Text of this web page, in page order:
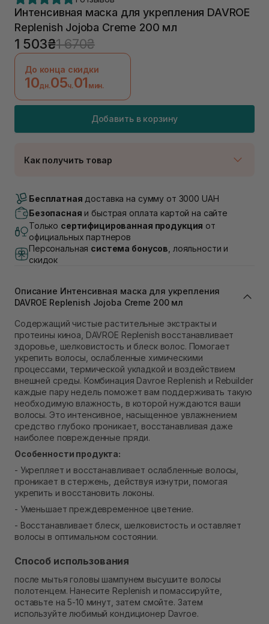
Интенсивная маска для укрепления DAVROE
Replenish Jojoba Creme 200 мл
1 503₴1 670₴
До конца скидки
10дн.05ч.01 мин.
Добавить в корзину
Как получить товар
В наличии
Самовывоз г. Луцк, Винниченка 4
Самовывоз г. Львов, ул. Академика Подстригача,
1В (Duck's Lake)
Нет в наличии!
Самовывоз Львов (Ивана Франко 36)
Самовывоз г. Львов ул. Степана Бандеры 43
В наличии
В наличии
Самовывоз г. Ровно, ул. Кулика и Гудачека 23 (ТЦ
Экватор)
Нет в наличии!
Бесплатная доставка на сумму от 3000 UAH
Безопасная и быстрая оплата картой на сайте
Только сертифицированная продукция от
официальных партнеров
Персональная система бонусов , лояльности и
скидок
Описание Интенсивная маска для укрепления
DAVROE Replenish Jojoba Creme 200 мл
Содержащий чистые растительные экстракты и
протеины киноа, DAVROE Replenish восстанавливает
здоровье, шелковистость и блеск волос. Помогает
укрепить волосы, ослабленные химическими
процессами, термической укладкой и воздействием
внешней среды. Комбинация Davroe Replenish и Rebuilder
каждые пару недель поможет вам поддерживать такую ​​
необходимую влажность, в которой нуждаются ваши
волосы. Это интенсивное, насыщенное увлажнением
средство глубоко проникает, восстанавливая даже
наиболее поврежденные пряди.
Особенности продукта:
- Укрепляет и восстанавливает ослабленные волосы,
проникает в стержень, действуя изнутри, помогая
укрепить и восстановить локоны.
- Уменьшает преждевременное цветение.
- Восстанавливает блеск, шелковистость и оставляет
волосы в оптимальном состоянии.
Способ использования
после мытья головы шампунем высушите волосы
полотенцем. Нанесите Replenish и помассируйте,
оставьте на 5-10 минут, затем смойте. Затем
используйте любимый кондиционер Davroe.